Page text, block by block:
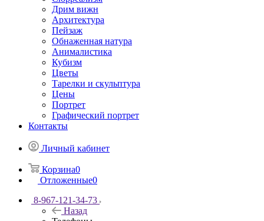
Дрим вижн
Архитектура
Пейзаж
Обнаженная натура
Анималистика
Кубизм
Цветы
Тарелки и скульптура
Цены
Портрет
Графический портрет
Контакты
Личный кабинет
Корзина0
Отложенные0
8-967-121-34-73
Назад